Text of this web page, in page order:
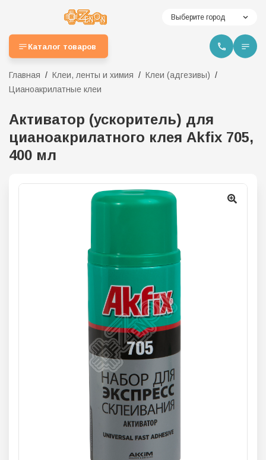
Выберите город
Каталог товаров
Главная Клеи, ленты и химия
Клеи (адгезивы)
Цианоакрилатные клеи
Активатор (ускоритель) для
цианоакрилатного клея Akfix 705,
400 мл